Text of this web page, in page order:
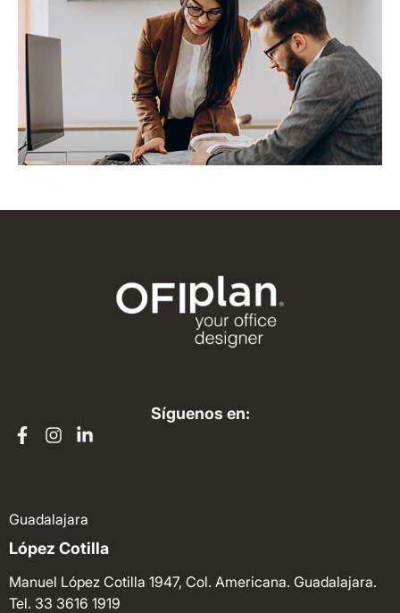
Síguenos en:
Guadalajara
López Cotilla
Manuel López Cotilla 1947, Col. Americana. Guadalajara.
Tel. 33 3616 1919